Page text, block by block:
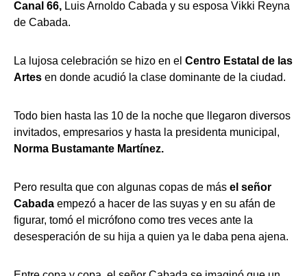
Canal 66, Luis Arnoldo Cabada y su esposa Vikki Reyna
de Cabada.
La lujosa celebración se hizo en el Centro Estatal de las
Artes en donde acudió la clase dominante de la ciudad.
Todo bien hasta las 10 de la noche que llegaron diversos
invitados, empresarios y hasta la presidenta municipal,
Norma Bustamante Martínez.
Pero resulta que con algunas copas de más el señor
Cabada empezó a hacer de las suyas y en su afán de
figurar, tomó el micrófono como tres veces ante la
desesperación de su hija a quien ya le daba pena ajena.